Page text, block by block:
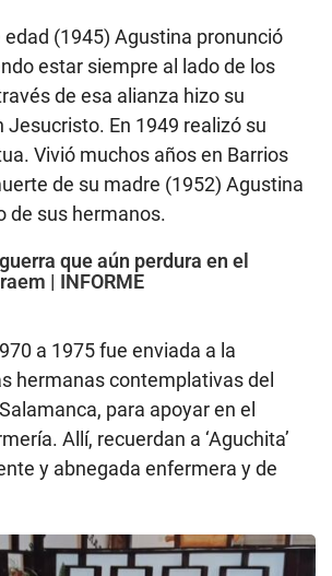
edad (1945) Agustina pronunció
estar siempre al lado de los
de esa alianza hizo su
En 1949 realizó su
Vivió muchos años en Barrios
de su madre (1952) Agustina
de sus hermanos.
que aún perdura en el
| INFORME
a 1975 fue enviada a la
hermanas contemplativas del
para apoyar en el
Allí, recuerdan a ‘Aguchita’
y abnegada enfermera y de